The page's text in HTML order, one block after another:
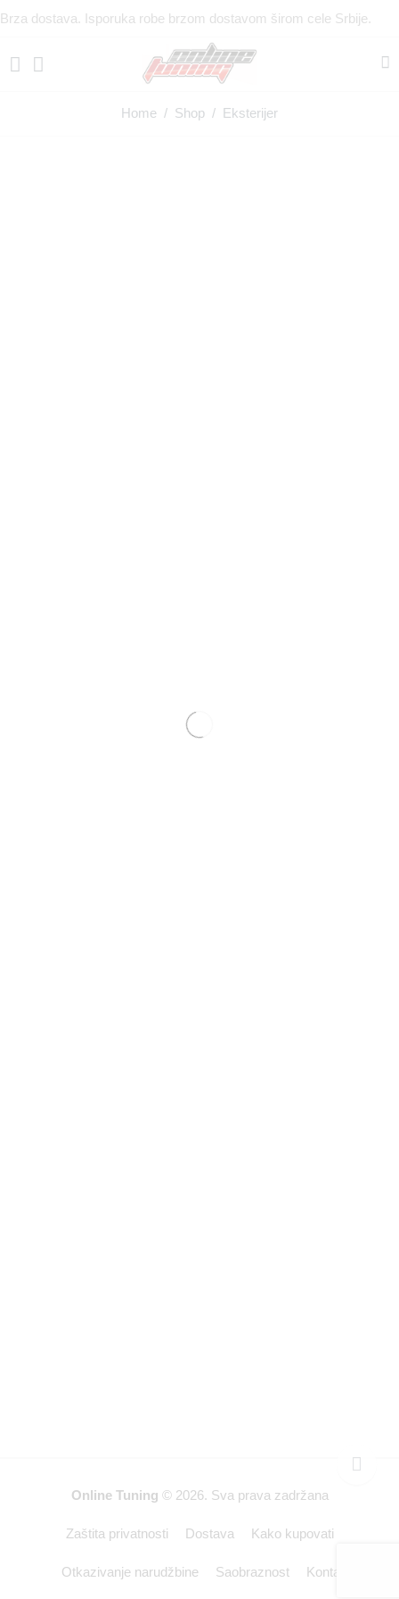
Brza dostava. Isporuka robe brzom dostavom širom cele Srbije.
Home / Shop / Eksterijer
Online Tuning © 2026. Sva prava zadržana
Zaštita privatnosti Dostava Kako kupovati
Otkazivanje narudžbine Saobraznost Kontakt